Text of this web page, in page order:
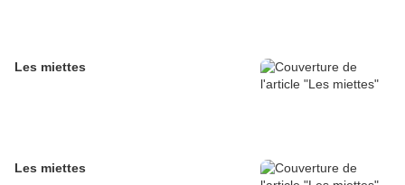
Les miettes
Les miettes